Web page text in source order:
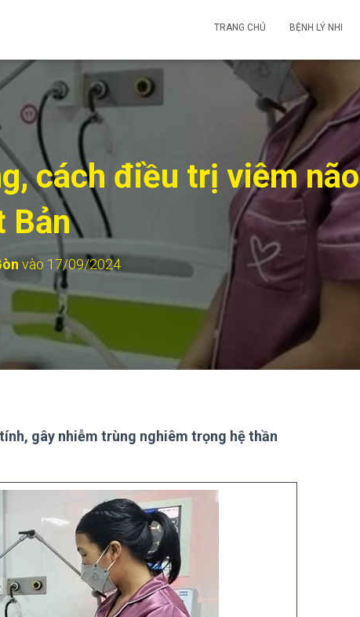
TRANG CHỦ BỆNH LÝ NHI
cách điều trị viêm não
Bản
vào 17/09/2024
gây nhiễm trùng nghiêm trọng hệ thần